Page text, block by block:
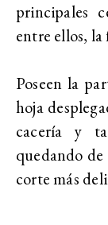
principales
entre ellos,
Poseen la
hoja
cacería y
quedando
corte más